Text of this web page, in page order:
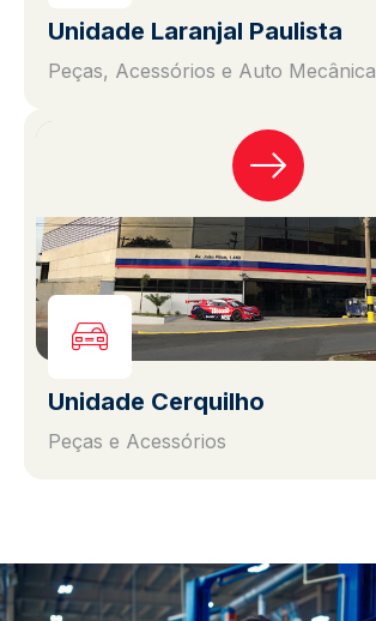
Unidade Laranjal Paulista
Peças, Acessórios e Auto Mecânica
Unidade Cerquilho
Peças e Acessórios